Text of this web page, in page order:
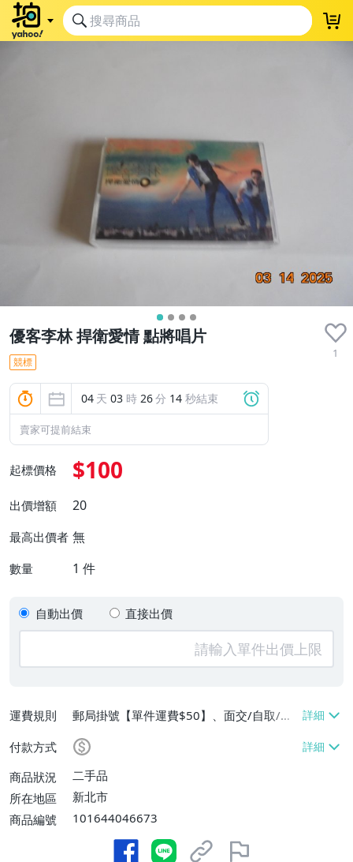
優客李林 捍衛愛情 點將唱片
1
競標
04 天 03 時 26分 13 秒結束
賣家可提前結束
起標價格 $100
出價增額 20
最高出價者 無
數量 1 件
自動出價 直接出價
運費規則
郵局掛號【單件運費$50】、面交/自取/不
寄送【免運費】
付款方式
商品狀況
二手品
所在地區
新北市
商品編號
101644046673